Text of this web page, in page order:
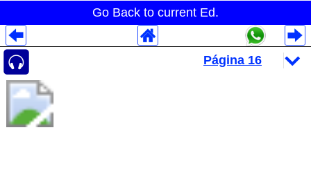
Go Back to current Ed.
Despliegues Analytics
Despliegues Totales
Despliegues por Rubros